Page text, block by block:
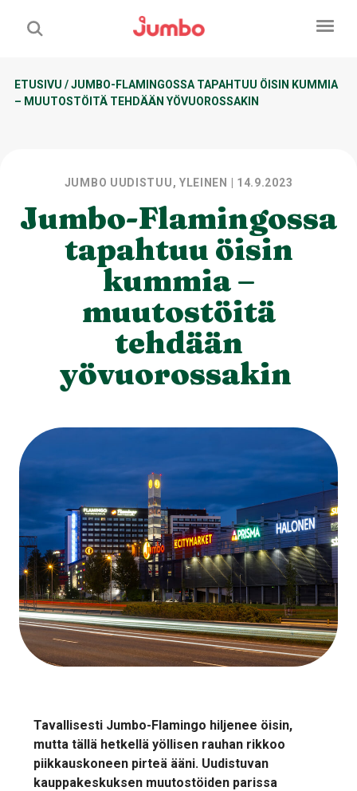
ETUSIVU /JUMBO-FLAMINGOSSA TAPAHTUU ÖISIN KUMMIA
– MUUTOSTÖITÄ TEHDÄÄN YÖVUOROSSAKIN
JUMBO UUDISTUU, YLEINEN | 14.9.2023
Jumbo-Flamingossa
tapahtuu öisin
kummia –
muutostöitä
tehdään
yövuorossakin
Tavallisesti Jumbo-Flamingo hiljenee öisin,
mutta tällä hetkellä yöllisen rauhan rikkoo
piikkauskoneen pirteä ääni. Uudistuvan
kauppakeskuksen muutostöiden parissa